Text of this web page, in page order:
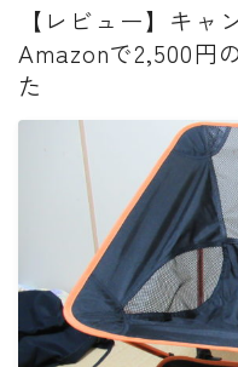
・新着記事一覧
・人気記事ランキング
・杉浦かおるのバイク
・バイクアイテムレ
・PCX(JK05）
【レビュー】キャ
Amazonで2,500円
た